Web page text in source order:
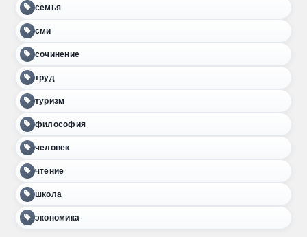
семья
сми
сочинение
труд
туризм
философия
человек
чтение
школа
экономика